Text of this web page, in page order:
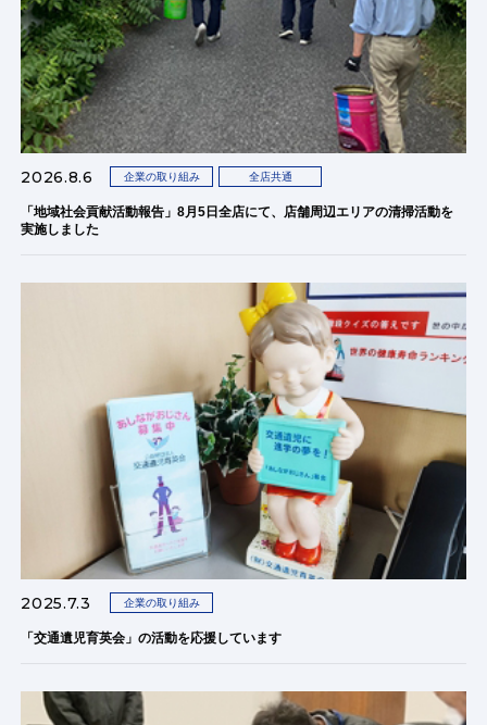
2026.8.6 企業の取り組み 全店共通
「地域社会貢献活動報告」8月5日全店にて、店舗周辺エリアの清掃活動を
実施しました
2025.7.3 企業の取り組み
「交通遺児育英会」の活動を応援しています